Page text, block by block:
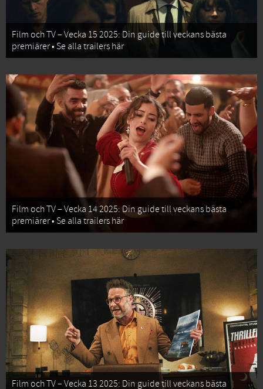
Film och TV – Vecka 15 2025: Din guide till veckans bästa
premiärer • Se alla trailers här
Film och TV – Vecka 14 2025: Din guide till veckans bästa
premiärer • Se alla trailers här
Film och TV – Vecka 13 2025: Din guide till veckans bästa